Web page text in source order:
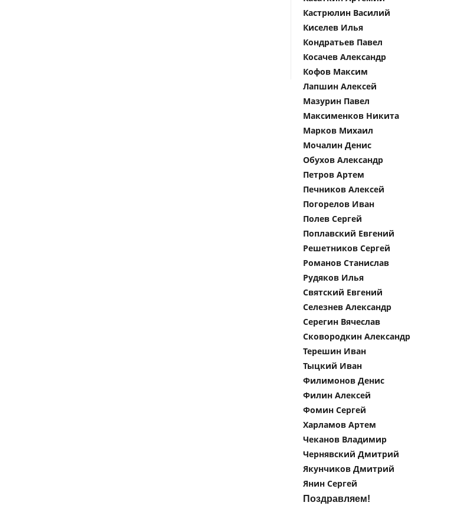
Кастрюлин Василий
Киселев Илья
Кондратьев Павел
Косачев Александр
Кофов Максим
Лапшин Алексей
Мазурин Павел
Максименков Никита
Марков Михаил
Мочалин Денис
Обухов Александр
Петров Артем
Печников Алексей
Погорелов Иван
Полев Сергей
Поплавский Евгений
Решетников Сергей
Романов Станислав
Рудяков Илья
Святский Евгений
Селезнев Александр
Серегин Вячеслав
Сковородкин Александр
Терешин Иван
Тыцкий Иван
Филимонов Денис
Филин Алексей
Фомин Сергей
Харламов Артем
Чеканов Владимир
Чернявский Дмитрий
Якунчиков Дмитрий
Янин Сергей
Поздравляем!